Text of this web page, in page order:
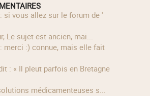
Le sujet est ancien, mai...
médicamenteuses s...